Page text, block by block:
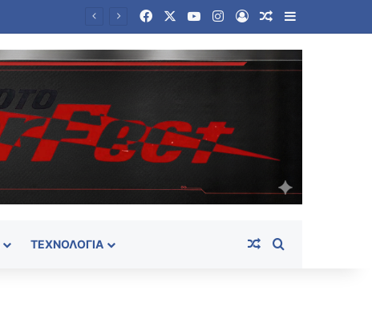
FacebookYouTubeInstagram
Log InRandom Article
Sidebar
ΤΕΧΝΟΛΟΓΊΑ Random Article